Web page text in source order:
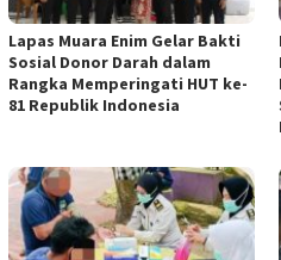
Lapas Muara Enim Gelar Bakti
Sosial Donor Darah dalam
Rangka Memperingati HUT ke-
81 Republik Indonesia